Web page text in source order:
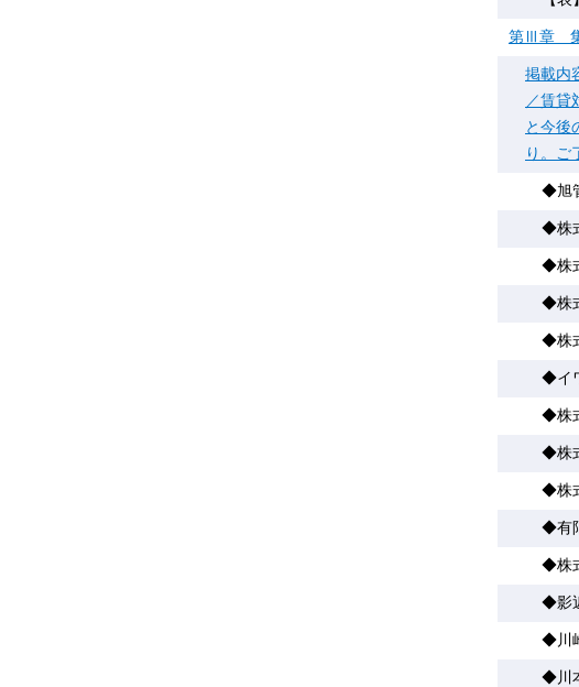
第Ⅲ章 集
掲載内
／賃貸
と今後
り。ご
◆旭
◆株
◆株
◆株
◆株
◆イ
◆株
◆株
◆株
◆有
◆株
◆影
◆川
◆川